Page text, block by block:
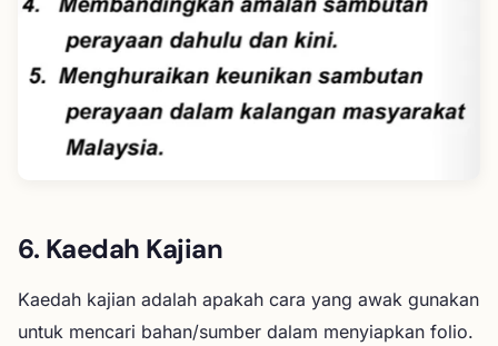
6. Kaedah Kajian
Kaedah kajian adalah apakah cara yang awak gunakan
untuk mencari bahan/sumber dalam menyiapkan folio.